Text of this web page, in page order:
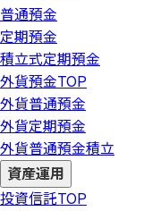
普通預金
定期預金
積立式定期預金
外貨預金TOP
外貨普通預金
外貨定期預金
外貨普通預金積立
資産運用
投資信託TOP